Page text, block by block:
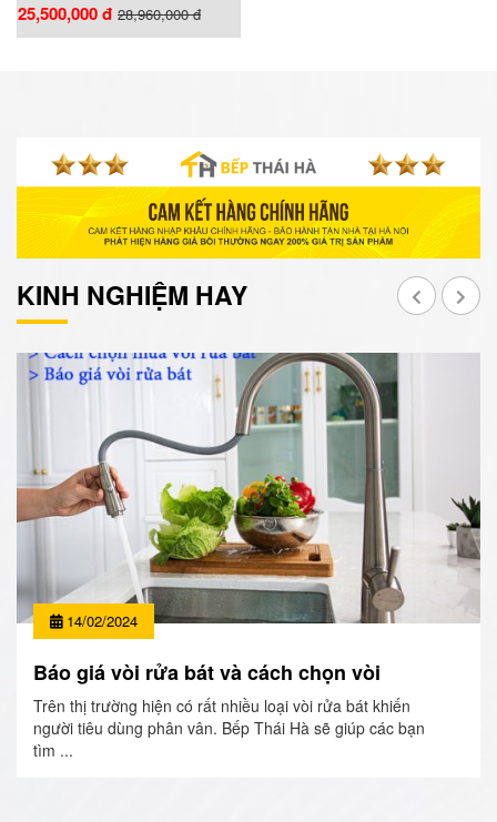
25,500,000 đ 28,960,000 đ
KINH NGHIỆM HAY
14/02/2024
Báo giá vòi rửa bát và cách chọn vòi
Trên thị trường hiện có rất nhiều loại vòi rửa bát khiến
người tiêu dùng phân vân. Bếp Thái Hà sẽ giúp các bạn
tìm ...